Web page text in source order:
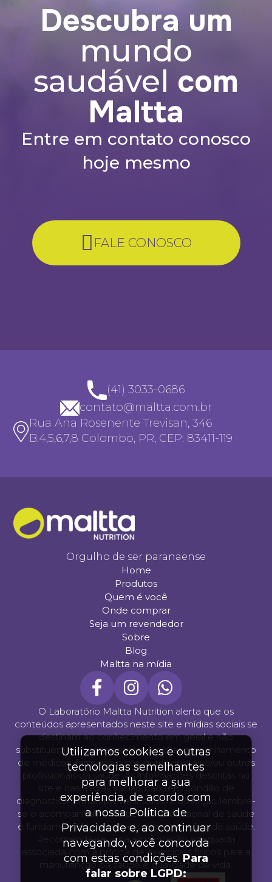
Descubra um
mundo
saudável com
Maltta
Entre em contato conosco
hoje mesmo
FALE CONOSCO
(41) 3033-0686
contato@maltta.com.br
Rua Ana Rosenente Trevisan, 346
B.4,5,6,7,8 Colombo, PR, CEP: 83411-119
Orgulho de ser paranaense
Home
Produtos
Quem é você
Onde comprar
Seja um revendedor
Sobre
Blog
Maltta na mídia
O Laboratório Maltta Nutrition alerta que os
conteúdos apresentados neste site e mídias sociais se
destinam ao conhecimento em geral e não
substituem o aconselhamento e o acompanhamento
de médicos, farmacêuticos, nutricionistas e/ou outros
profissionais da saúde. As informações descritas no
site e nas mídias sociais não tem condão de
diagnosticar, tratar, prevenir ou cura doenças. lembre-
se o acompanhamento por um profissional de saúde
é fundamental para prevenir complicações de saúde.
Recomenda-se uma alimentação adequada
associada com a prática de exercícios físicos para a
manutenção da saúde e qualidade de vida.
Utilizamos cookies e outras
tecnologias semelhantes
para melhorar a sua
experiência, de acordo com
a nossa Política de
Privacidade e, ao continuar
navegando, você concorda
com estas condições. Para
falar sobre LGPD: